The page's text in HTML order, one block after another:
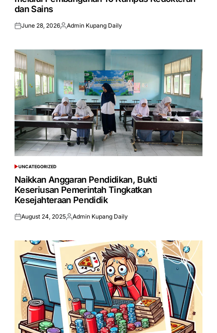
dan Sains
Posted
June 28, 2026Posted
Admin Kupang Daily
POSTED
IN
UNCATEGORIZED
Naikkan Anggaran Pendidikan, Bukti
Keseriusan Pemerintah Tingkatkan
Kesejahteraan Pendidik
Posted
August 24, 2025Posted
Admin Kupang Daily